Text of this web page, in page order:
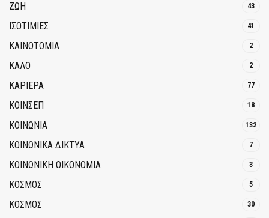
ΖΩΗ 43
ΙΣΟΤΙΜΙΕΣ 41
ΚΑΙΝΟΤΟΜΊΑ 2
ΚΑΛΟ 2
ΚΑΡΙΕΡΑ 77
ΚΟΙΝΣΕΠ 18
ΚΟΙΝΩΝΙΑ 132
ΚΟΙΝΩΝΙΚΆ ΔΊΚΤΥΑ 7
ΚΟΙΝΩΝΙΚΉ ΟΙΚΟΝΟΜΊΑ 3
ΚΟΣΜΟΣ 5
ΚΟΣΜΟΣ 30